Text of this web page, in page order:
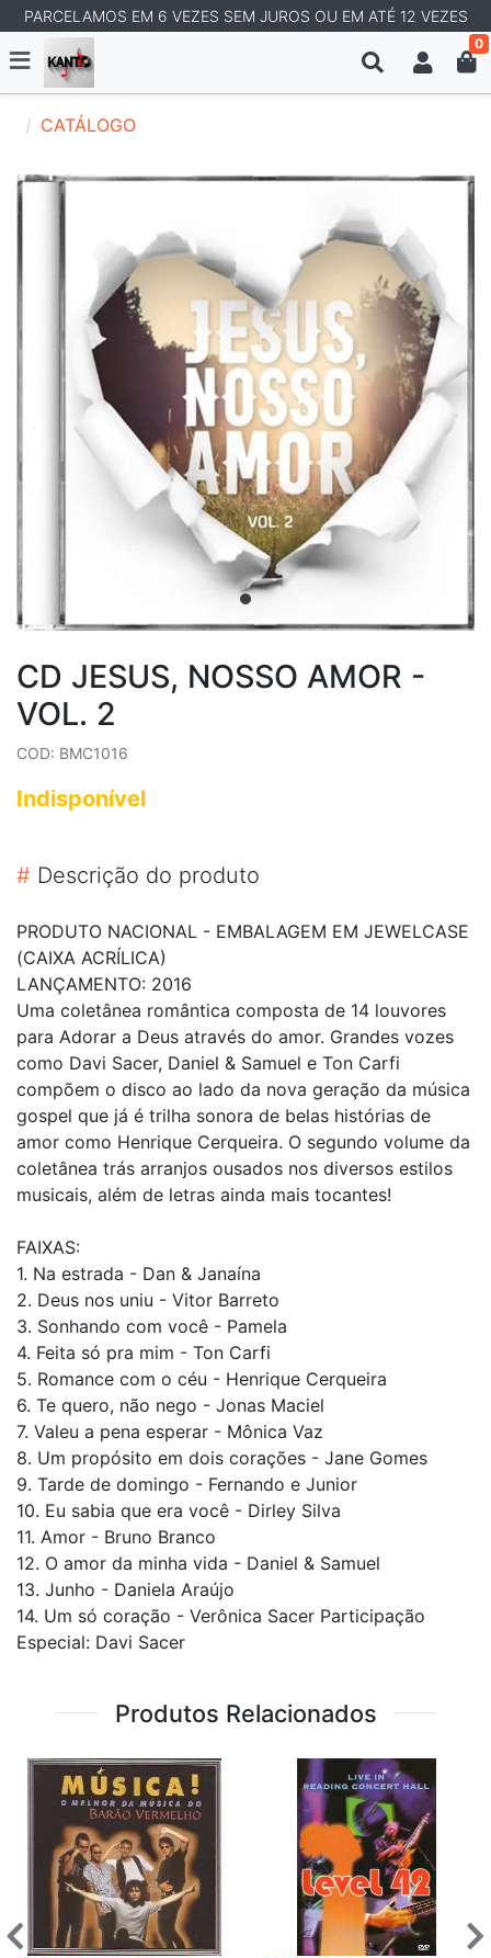
PARCELAMOS EM 6 VEZES SEM JUROS OU EM ATÉ 12 VEZES
0
CATÁLOGO
CD JESUS, NOSSO AMOR -
VOL. 2
COD: BMC1016
Indisponível
# Descrição do produto
PRODUTO NACIONAL - EMBALAGEM EM JEWELCASE
(CAIXA ACRÍLICA)
LANÇAMENTO: 2016
Uma coletânea romântica composta de 14 louvores
para Adorar a Deus através do amor. Grandes vozes
como Davi Sacer, Daniel & Samuel e Ton Carfi
compõem o disco ao lado da nova geração da música
gospel que já é trilha sonora de belas histórias de
amor como Henrique Cerqueira. O segundo volume da
coletânea trás arranjos ousados nos diversos estilos
musicais, além de letras ainda mais tocantes!
FAIXAS:
1. Na estrada - Dan & Janaína
2. Deus nos uniu - Vitor Barreto
3. Sonhando com você - Pamela
4. Feita só pra mim - Ton Carfi
5. Romance com o céu - Henrique Cerqueira
6. Te quero, não nego - Jonas Maciel
7. Valeu a pena esperar - Mônica Vaz
8. Um propósito em dois corações - Jane Gomes
9. Tarde de domingo - Fernando e Junior
10. Eu sabia que era você - Dirley Silva
11. Amor - Bruno Branco
12. O amor da minha vida - Daniel & Samuel
13. Junho - Daniela Araújo
14. Um só coração - Verônica Sacer Participação
Especial: Davi Sacer
Produtos Relacionados